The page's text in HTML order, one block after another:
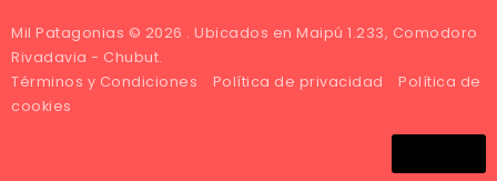
Mil Patagonias © 2026 . Ubicados en Maipú 1.233, Comodoro
Rivadavia - Chubut.
Términos y Condiciones
Política de privacidad
Política de
cookies